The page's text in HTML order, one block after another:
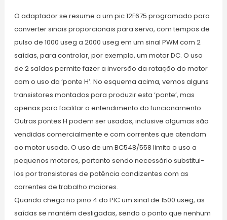
O adaptador se resume a um pic 12F675 programado para
converter sinais proporcionais para servo, com tempos de
pulso de 1000 useg a 2000 useg em um sinal PWM com 2
saídas, para controlar, por exemplo, um motor DC. O uso
de 2 saídas permite fazer a inversão da rotação do motor
com o uso da ‘ponte H’. No esquema acima, vemos alguns
transistores montados para produzir esta ‘ponte’, mas
apenas para facilitar o entendimento do funcionamento.
Outras pontes H podem ser usadas, inclusive algumas são
vendidas comercialmente e com correntes que atendam
ao motor usado. O uso de um BC548/558 limita o uso a
pequenos motores, portanto sendo necessário substitui-
los por transistores de potência condizentes com as
correntes de trabalho maiores.
Quando chega no pino 4 do PIC um sinal de 1500 useg, as
saídas se mantém desligadas, sendo o ponto que nenhum